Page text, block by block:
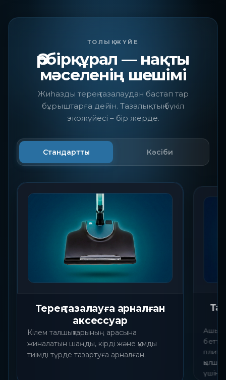
ТОЛЫҚ ЖҮЙЕ
Әрбірқұрал — нақты
мәселенің шешімі
Жиһазды терең тазалаудан бастап тар
бұрыштарға дейін. Тазалықтың бүкіл
экожүйесі – бір жерде.
Стандартты Кәсіби
Терең тазалауға арналған
аксессуар
Кілем талшықтарының арасына
жиналатын шаңды, кірді және құмды
тиімді түрде тазартуға арналған.
Ашық
үшін